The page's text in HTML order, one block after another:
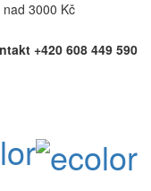
3000 Kč
+420 608 449 590